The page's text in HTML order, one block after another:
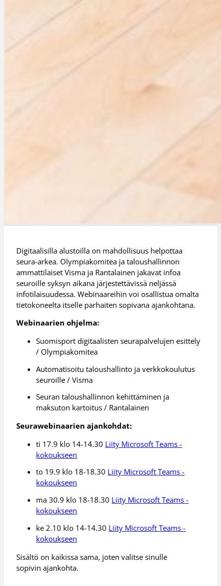
Digitaalisilla alustoilla on mahdollisuus helpottaa
seura-arkea. Olympiakomitea ja taloushallinnon
ammattilaiset Visma ja Rantalainen jakavat infoa
seuroille syksyn aikana järjestettävissä neljässä
infotilaisuudessa. Webinaareihin voi osallistua omalta
tietokoneelta itselle parhaiten sopivana ajankohtana.
Webinaarien ohjelma:
Suomisport digitaalisten seurapalvelujen esittely
/ Olympiakomitea
Automatisoitu taloushallinto ja verkkokoulutus
seuroille / Visma
Seuran taloushallinnon kehittäminen ja
maksuton kartoitus / Rantalainen
Seurawebinaarien ajankohdat:
ti 17.9 klo 14-14.30 Liity Microsoft Teams -
kokoukseen
to 19.9 klo 18-18.30 Liity Microsoft Teams -
kokoukseen
ma 30.9 klo 18-18.30 Liity Microsoft Teams -
kokoukseen
ke 2.10 klo 14-14.30 Liity Microsoft Teams -
kokoukseen
Sisältö on kaikissa sama, joten valitse sinulle
sopivin ajankohta.